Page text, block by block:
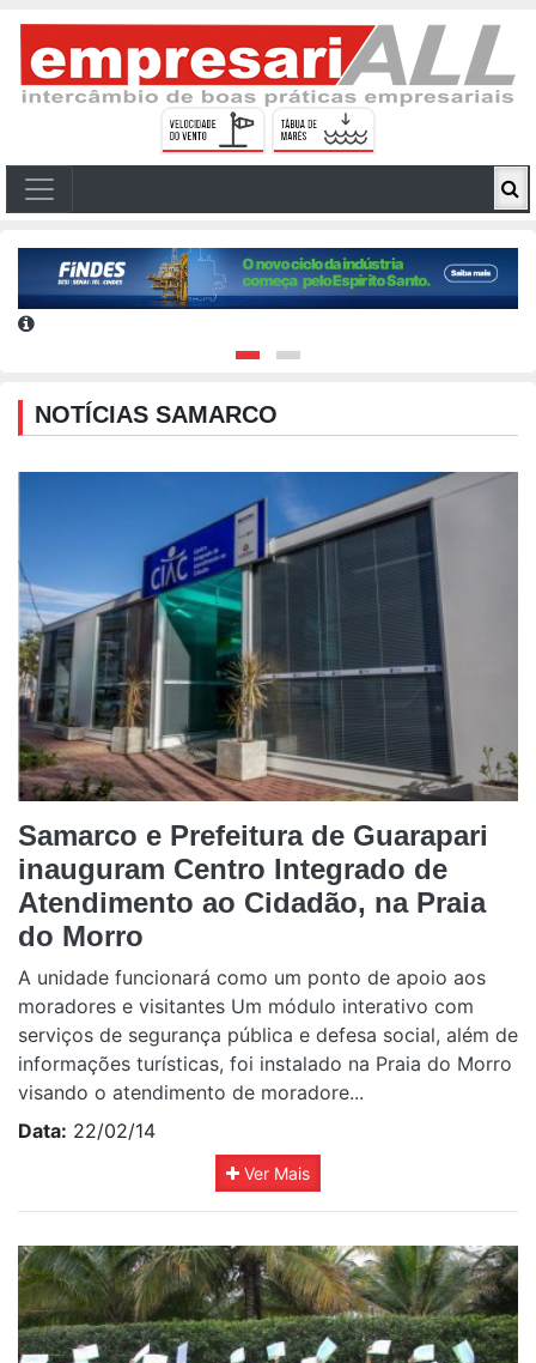
NOTÍCIAS SAMARCO
Samarco e Prefeitura de Guarapari
inauguram Centro Integrado de
Atendimento ao Cidadão, na Praia
do Morro
A unidade funcionará como um ponto de apoio aos
moradores e visitantes Um módulo interativo com
serviços de segurança pública e defesa social, além de
informações turísticas, foi instalado na Praia do Morro
visando o atendimento de moradore...
Data: 22/02/14
Ver Mais